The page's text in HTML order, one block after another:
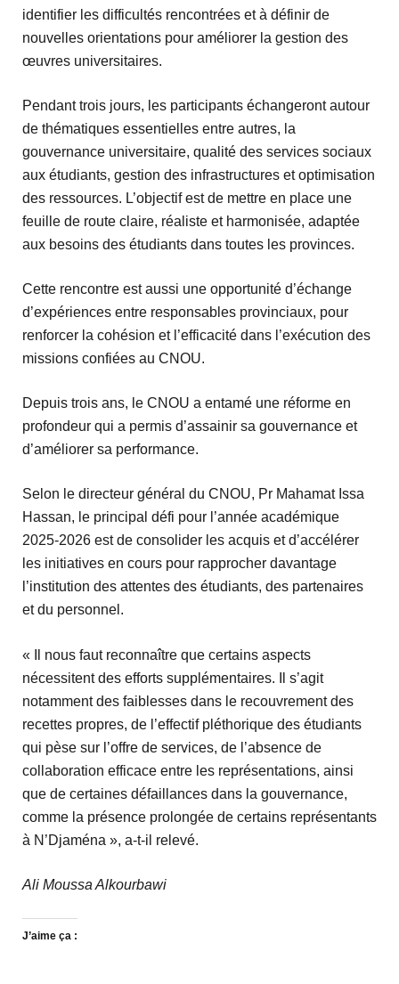
identifier les difficultés rencontrées et à définir de
nouvelles orientations pour améliorer la gestion des
œuvres universitaires.
Pendant trois jours, les participants échangeront autour
de thématiques essentielles entre autres, la
gouvernance universitaire, qualité des services sociaux
aux étudiants, gestion des infrastructures et optimisation
des ressources. L’objectif est de mettre en place une
feuille de route claire, réaliste et harmonisée, adaptée
aux besoins des étudiants dans toutes les provinces.
Cette rencontre est aussi une opportunité d’échange
d’expériences entre responsables provinciaux, pour
renforcer la cohésion et l’efficacité dans l’exécution des
missions confiées au CNOU.
Depuis trois ans, le CNOU a entamé une réforme en
profondeur qui a permis d’assainir sa gouvernance et
d’améliorer sa performance.
Selon le directeur général du CNOU, Pr Mahamat Issa
Hassan, le principal défi pour l’année académique
2025-2026 est de consolider les acquis et d’accélérer
les initiatives en cours pour rapprocher davantage
l’institution des attentes des étudiants, des partenaires
et du personnel.
« Il nous faut reconnaître que certains aspects
nécessitent des efforts supplémentaires. Il s’agit
notamment des faiblesses dans le recouvrement des
recettes propres, de l’effectif pléthorique des étudiants
qui pèse sur l’offre de services, de l’absence de
collaboration efficace entre les représentations, ainsi
que de certaines défaillances dans la gouvernance,
comme la présence prolongée de certains représentants
à N’Djaména », a-t-il relevé.
Ali Moussa Alkourbawi
J’aime ça :